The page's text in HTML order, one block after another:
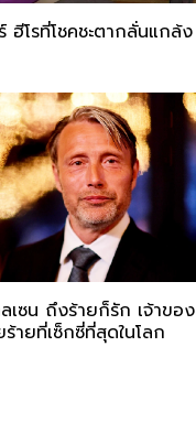
ฮีโรที่โชคชะตากลั่นแกล้ง
เซน ถึงร้ายก็รัก เจ้าของ
ายที่เซ็กซี่ที่สุดในโลก